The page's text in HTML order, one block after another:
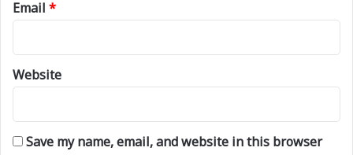
Email *
Website
Save my name, email, and website in this browser